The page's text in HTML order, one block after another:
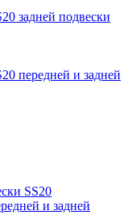
задней подвески
передней и задней
SS20
и задней